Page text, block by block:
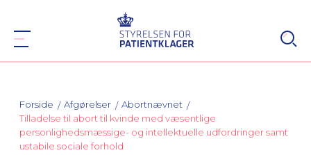
Forside Afgørelser
Abortnævnet
Tilladelse til abort til kvinde med væsentlige
personlighedsmæssige- og intellektuelle udfordringer samt
ustabile sociale forhold